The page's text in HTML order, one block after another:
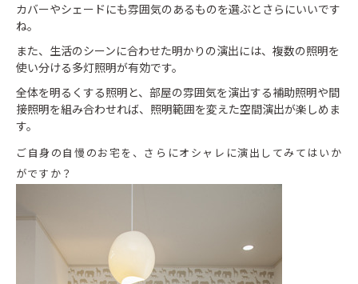
カバーやシェードにも雰囲気のあるものを選ぶとさらにいいです
ね。
また、生活のシーンに合わせた明かりの演出には、複数の照明を
使い分ける多灯照明が有効です。
全体を明るくする照明と、部屋の雰囲気を演出する補助照明や間
接照明を組み合わせれば、照明範囲を変えた空間演出が楽しめま
す。
ご自身の自慢のお宅を、さらにオシャレに演出してみてはいか
がですか？